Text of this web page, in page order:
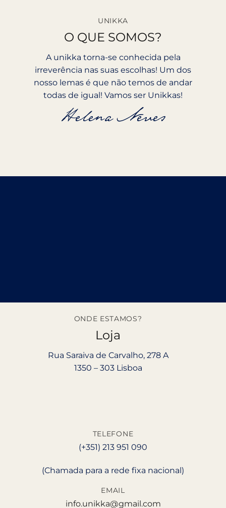
UNIKKA
O QUE SOMOS?
A unikka torna-se conhecida pela
irreverência nas suas escolhas! Um dos
nosso lemas é que não temos de andar
todas de igual! Vamos ser Unikkas!
Helena Neves
ONDE ESTAMOS?
Loja
Rua Saraiva de Carvalho, 278 A
1350 – 303 Lisboa
TELEFONE
(+351) 213 951 090
(Chamada para a rede fixa nacional)
EMAIL
info.unikka@gmail.com